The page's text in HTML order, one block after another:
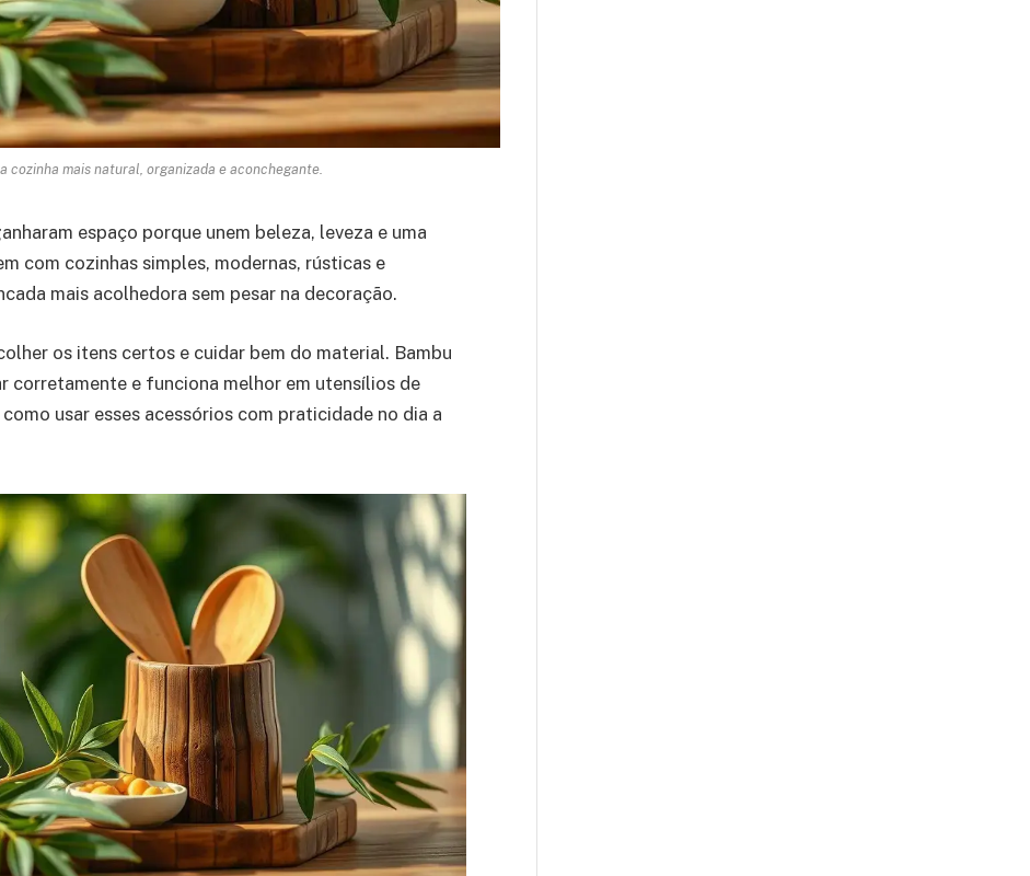
cozinha mais natural, organizada e aconchegante.
espaço porque unem beleza, leveza e uma
com cozinhas simples, modernas, rústicas e
mais acolhedora sem pesar na decoração.
os itens certos e cuidar bem do material. Bambu
corretamente e funciona melhor em utensílios de
usar esses acessórios com praticidade no dia a